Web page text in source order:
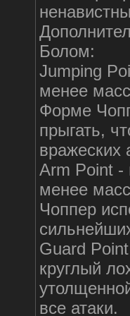
Болом:
Jumping
менее
Форме
прыгать,
вражеских
Arm Point -
менее
Чоппер
Guard
круглый
все атаки.